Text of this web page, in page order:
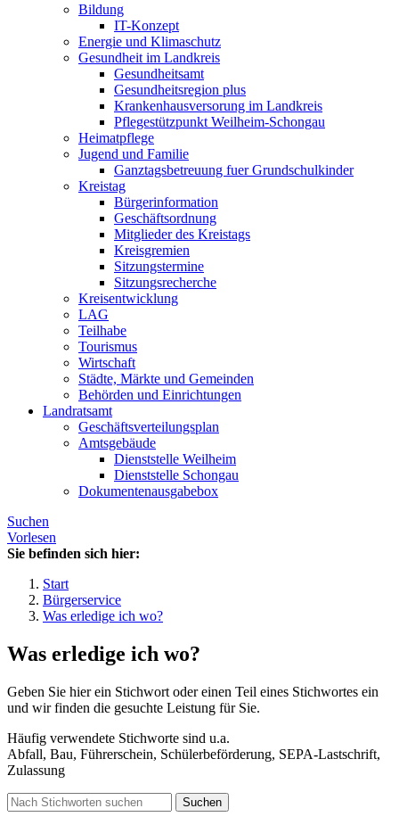
Bildung
IT-Konzept
Energie und Klimaschutz
Gesundheit im Landkreis
Gesundheitsamt
Gesundheitsregion plus
Krankenhausversorung im Landkreis
Pflegestützpunkt Weilheim-Schongau
Heimatpflege
Jugend und Familie
Ganztagsbetreuung fuer Grundschulkinder
Kreistag
Bürgerinformation
Geschäftsordnung
Mitglieder des Kreistags
Kreisgremien
Sitzungstermine
Sitzungsrecherche
Kreisentwicklung
LAG
Teilhabe
Tourismus
Wirtschaft
Städte, Märkte und Gemeinden
Behörden und Einrichtungen
Landratsamt
Geschäftsverteilungsplan
Amtsgebäude
Dienststelle Weilheim
Dienststelle Schongau
Dokumentenausgabebox
Suchen
Vorlesen
Sie befinden sich hier:
Start
Bürgerservice
Was erledige ich wo?
Was erledige ich wo?
Geben Sie hier ein Stichwort oder einen Teil eines Stichwortes ein
und wir finden die gesuchte Leistung für Sie.
Häufig verwendete Stichworte sind u.a.
Abfall, Bau, Führerschein, Schülerbeförderung, SEPA-Lastschrift,
Zulassung
Suchen